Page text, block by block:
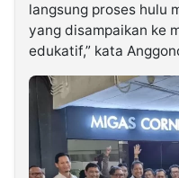
langsung proses hulu
yang disampaikan ke
edukatif,” kata